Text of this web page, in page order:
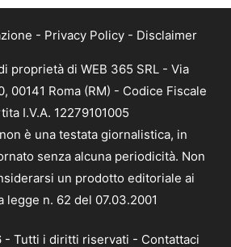
- Privacy Policy - Disclaimer
proprietà di WEB 365 SRL - Via
00141 Roma (RM) - Codice Fiscale
I.V.A. 12279101005
è una testata giornalistica, in
senza alcuna periodicità. Non
un prodotto editoriale ai
legge n. 62 del 07.03.2001
- Tutti i diritti riservati - Contattaci